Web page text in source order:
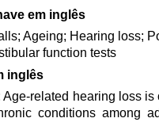
em inglês
Ageing; Hearing loss;
function tests
inglês
Age-related hearing loss is
conditions among